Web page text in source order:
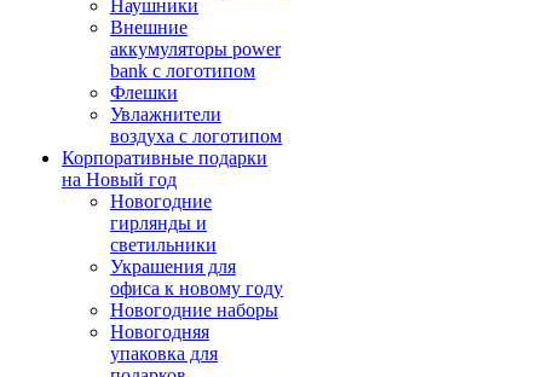
Наушники
Внешние
аккумуляторы power
bank с логотипом
Флешки
Увлажнители
воздуха с логотипом
Корпоративные подарки
на Новый год
Новогодние
гирлянды и
светильники
Украшения для
офиса к новому году
Новогодние наборы
Новогодняя
упаковка для